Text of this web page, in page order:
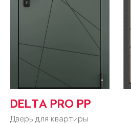
DELTA PRO PP
Дверь для квартиры